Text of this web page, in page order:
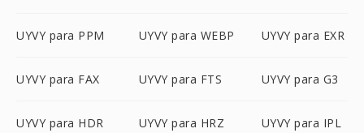
UYVY para PPM UYVY para WEBP UYVY para EXR
UYVY para FAX UYVY para FTS UYVY para G3
UYVY para HDR UYVY para HRZ UYVY para IPL